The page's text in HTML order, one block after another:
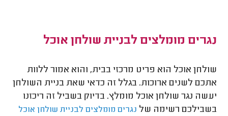
נגרים מומלצים לבניית שולחן אוכל
שולחן אוכל הוא פריט מרכזי בבית, והוא אמור ללוות
אתכם לשנים ארוכות. בגלל זה כדאי שאת בניית השולחן
יעשה נגר שולחן אוכל מומלץ. בדיוק בשביל זה ריכזנו
בשבילכם רשימה של נגרים מומלצים לבניית שולחן אוכל